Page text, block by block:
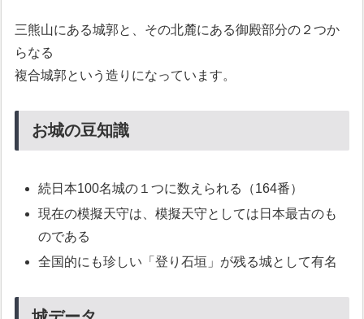
三熊山にある城郭と、その北麓にある御殿部分の２つか
らなる
複合城郭という造りになっています。
お城の豆知識
続日本100名城の１つに数えられる（164番）
現在の模擬天守は、模擬天守としては日本最古のも
のである
全国的にも珍しい「登り石垣」が残る城として有名